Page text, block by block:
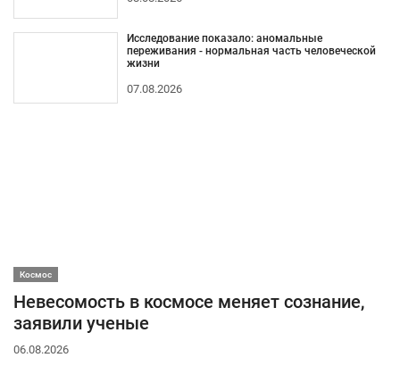
Исследование показало: аномальные
переживания - нормальная часть человеческой
жизни
07.08.2026
Космос
Невесомость в космосе меняет сознание,
заявили ученые
06.08.2026